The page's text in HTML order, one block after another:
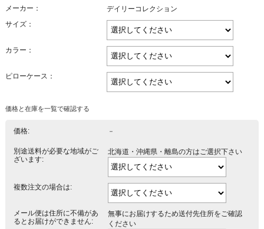
メーカー：
デイリーコレクション
サイズ：
カラー：
ピローケース：
価格と在庫を一覧で確認する
価格: －
別途送料が必要な地域がご
ざいます:
北海道・沖縄県・離島の方はご選択下さい
複数注文の場合は:
メール便は住所に不備があ
るとお届けができません:
無事にお届けするため送付先住所をご確認
ください